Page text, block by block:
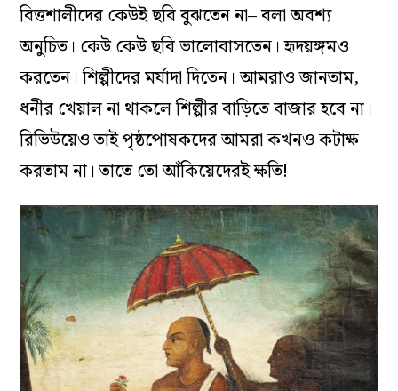
বিত্তশালীদের কেউই ছবি বুঝতেন না– বলা অবশ্য
অনুচিত। কেউ কেউ ছবি ভালোবাসতেন। হৃদয়ঙ্গমও
করতেন। শিল্পীদের মর্যাদা দিতেন। আমরাও জানতাম,
ধনীর খেয়াল না থাকলে শিল্পীর বাড়িতে বাজার হবে না।
রিভিউয়েও তাই পৃষ্ঠপোষকদের আমরা কখনও কটাক্ষ
করতাম না। তাতে তো আঁকিয়েদেরই ক্ষতি!